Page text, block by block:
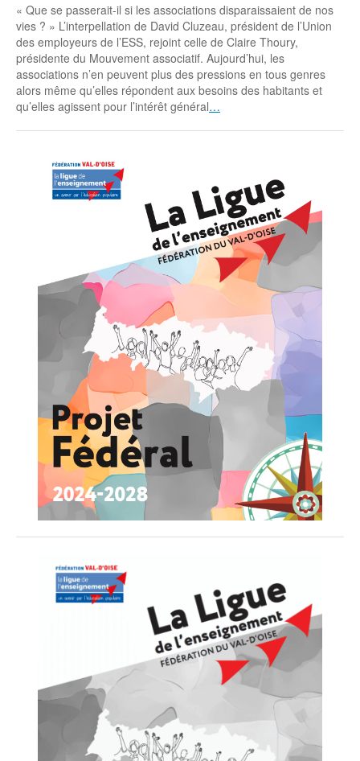
« Que se passerait-il si les associations disparaissaient de nos
vies ? » L’interpellation de David Cluzeau, président de l’Union
des employeurs de l’ESS, rejoint celle de Claire Thoury,
présidente du Mouvement associatif. Aujourd’hui, les
associations n’en peuvent plus des pressions en tous genres
alors même qu’elles répondent aux besoins des habitants et
qu’elles agissent pour l’intérêt général…